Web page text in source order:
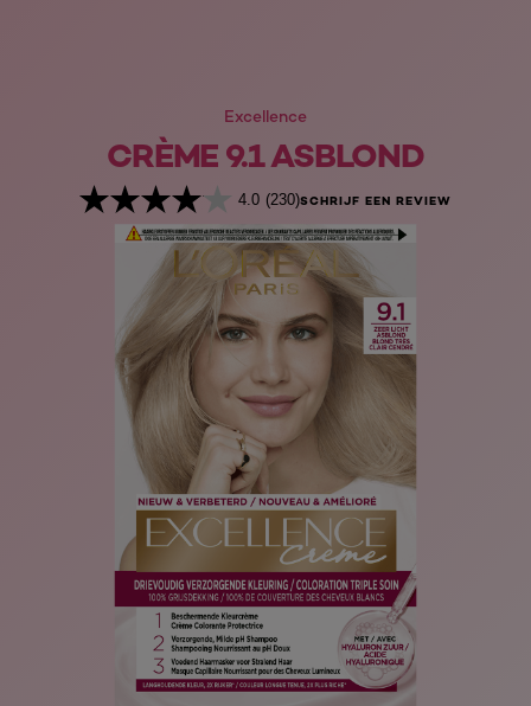
Excellence
CRÈME 9.1 ASBLOND
4.0 (230)SCHRIJF EEN REVIEW